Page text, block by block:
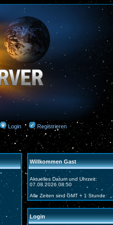
Login
Registrieren
Willkommen Gast
Aktuelles Datum und Uhrzeit:
07.08.2026 08:50
Alle Zeiten sind GMT + 1 Stunde
Login